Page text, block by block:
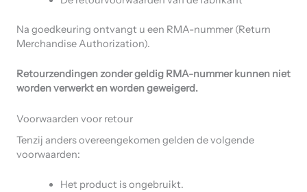
Na goedkeuring ontvangt u een RMA-nummer (Return
Merchandise Authorization).
Retourzendingen zonder geldig RMA-nummer kunnen niet
worden verwerkt en worden geweigerd.
Voorwaarden voor retour
Tenzij anders overeengekomen gelden de volgende
voorwaarden:
Het product is ongebruikt.